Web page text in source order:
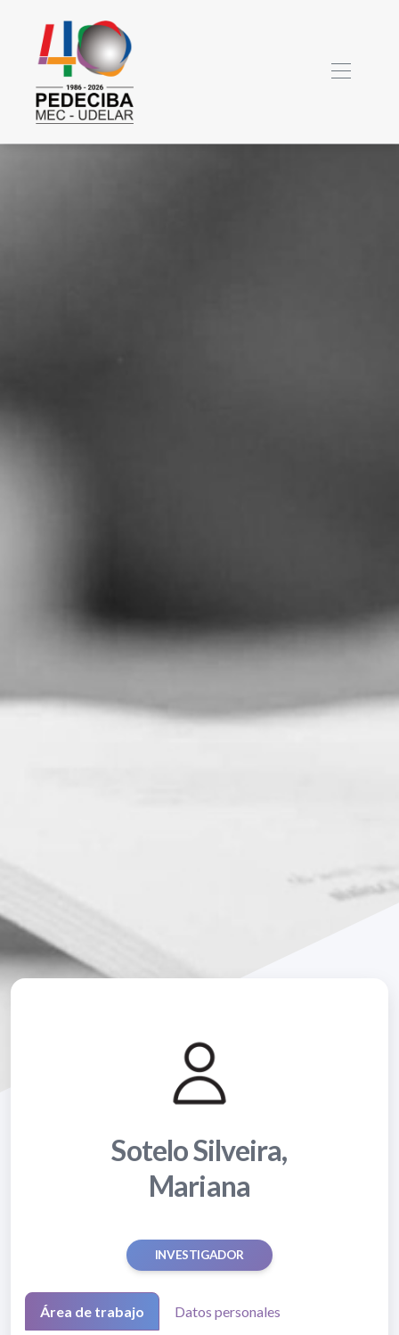
Sotelo Silveira,
Mariana
INVESTIGADOR
Área de trabajo Datos personales